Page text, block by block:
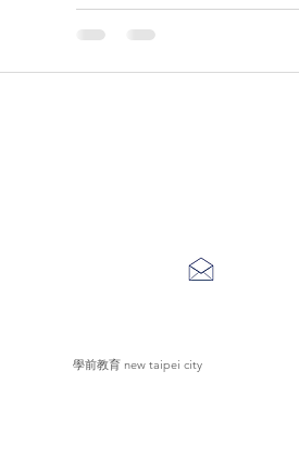
學前教育 new taipei city